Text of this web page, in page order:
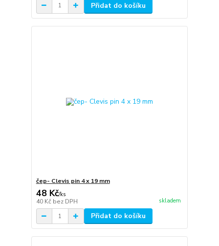
Přidat do košíku
čep- Clevis pin 4 x 19 mm
48 Kč/ks
40 Kč bez DPH skladem
Přidat do košíku